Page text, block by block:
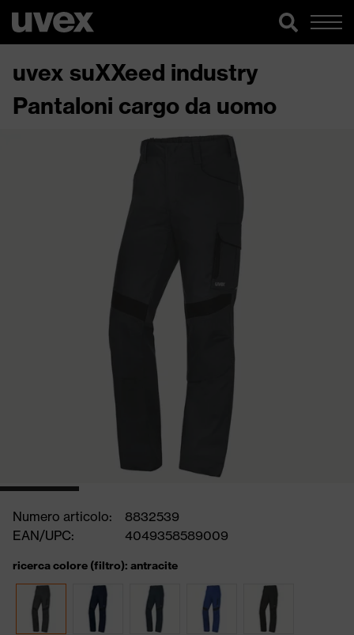
uvex suXXeed industry
Pantaloni cargo da uomo
Numero articolo:
8832539
EAN/UPC:
4049358589009
ricerca colore (filtro): antracite